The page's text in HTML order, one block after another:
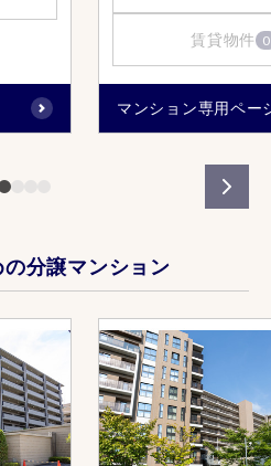
賃貸物件 0
マンション専用ペー
分譲マンション